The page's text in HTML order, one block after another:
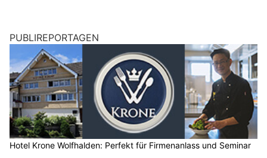
PUBLIREPORTAGEN
Hotel Krone Wolfhalden: Perfekt für Firmenanlass und Seminar